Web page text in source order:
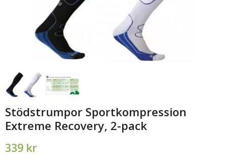
Stödstrumpor Sportkompression
Extreme Recovery, 2-pack
339 kr